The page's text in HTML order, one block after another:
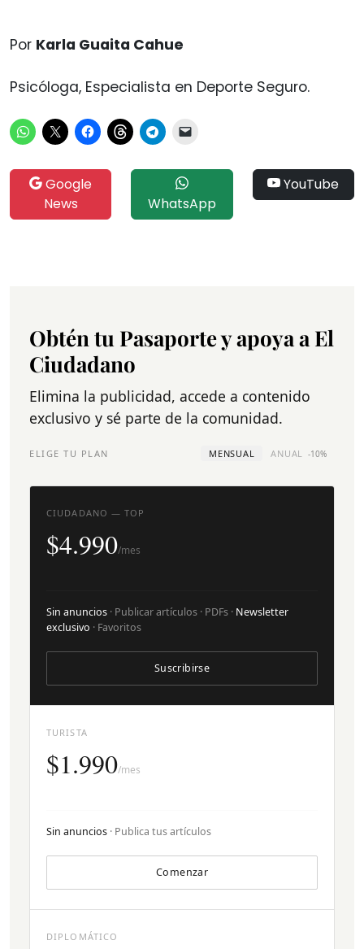
Por Karla Guaita Cahue
Psicóloga, Especialista en Deporte Seguro.
Google
News
WhatsApp
YouTube
Obtén tu Pasaporte y apoya a El
Ciudadano
Elimina la publicidad, accede a contenido
exclusivo y sé parte de la comunidad.
ELIGE TU PLAN MENSUAL ANUAL -10%
TURISTA
$1.990/mes
Sin anuncios · Publica tus artículos
Comenzar
CIUDADANO — TOP
$4.990/mes
Sin anuncios · Publicar artículos · PDFs · Newsletter
exclusivo · Favoritos
Suscribirse
DIPLOMÁTICO